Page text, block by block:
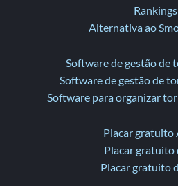
Rankings
Alternativa ao
Software de gestão de
Software de gestão de
Software para organizar
Placar gratuito
Placar gratuito
Placar gratuito